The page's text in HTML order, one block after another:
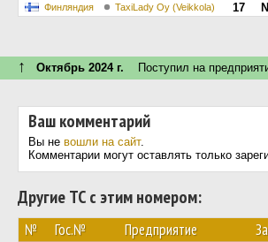
Финляндия TaxiLady Oy (Veikkola) 17
↑ Октябрь 2024 г. Поступил на
Ваш комментарий
Вы не вошли на сайт.
Комментарии могут оставлять только
Другие ТС с этим номером:
№ Гос.№ Предприятие